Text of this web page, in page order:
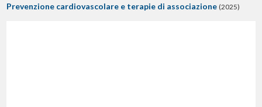
Prevenzione cardiovascolare e terapie di associazione (2025)